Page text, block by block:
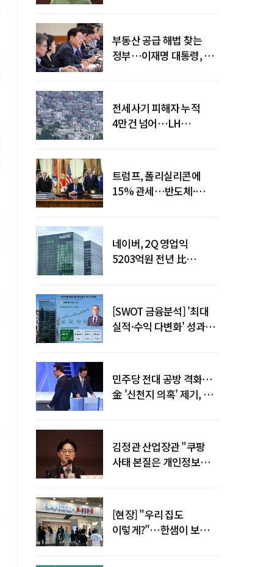
부동산 공급 해법 찾는
정부…이재명 대통령, 2차
전세사기 피해자 누적
4만건 넘어…LH
트럼프, 폴리실리콘에
15% 관세…반도체·
네이버, 2Q 영업익
5203억원 전년 比
[SWOT 금융분석] '최대
실적·수익 다변화' 성과…
민주당 전대 공방 격화…
金 '신천지 의혹' 제기, 鄭
김정관 산업장관 "쿠팡
사태 본질은 개인정보
[현장] "우리 집도
이렇게?"…한샘이 보여준